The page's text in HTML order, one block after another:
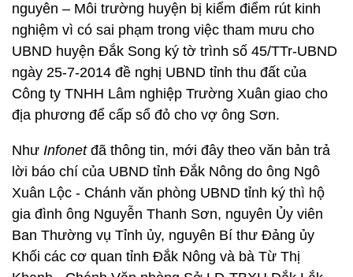
nguyên – Môi trường huyện bị kiểm điểm rút kinh
nghiệm vì có sai phạm trong việc tham mưu cho
UBND huyện Đắk Song ký tờ trình số 45/TTr-UBND
ngày 25-7-2014 đề nghị UBND tỉnh thu đất của
Công ty TNHH Lâm nghiệp Trường Xuân giao cho
địa phương để cấp sổ đỏ cho vợ ông Sơn.
Như Infonetđã thông tin, mới đây theo văn bản trả
lời báo chí của UBND tỉnh Đắk Nông do ông Ngô
Xuân Lộc - Chánh văn phòng UBND tỉnh ký thì hộ
gia đình ông Nguyễn Thanh Sơn, nguyên Ủy viên
Ban Thường vụ Tỉnh ủy, nguyên Bí thư Đảng ủy
Khối các cơ quan tỉnh Đắk Nông và bà Từ Thị